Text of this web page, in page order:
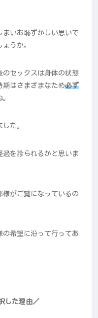
まいお恥ずかしい思いで
うか。
のセックスは身体の状態
期はさまざまなため必ず
た。
過を診られるかと思いま
様がご覧になっているの
希望に沿って行ってあ
した理由／